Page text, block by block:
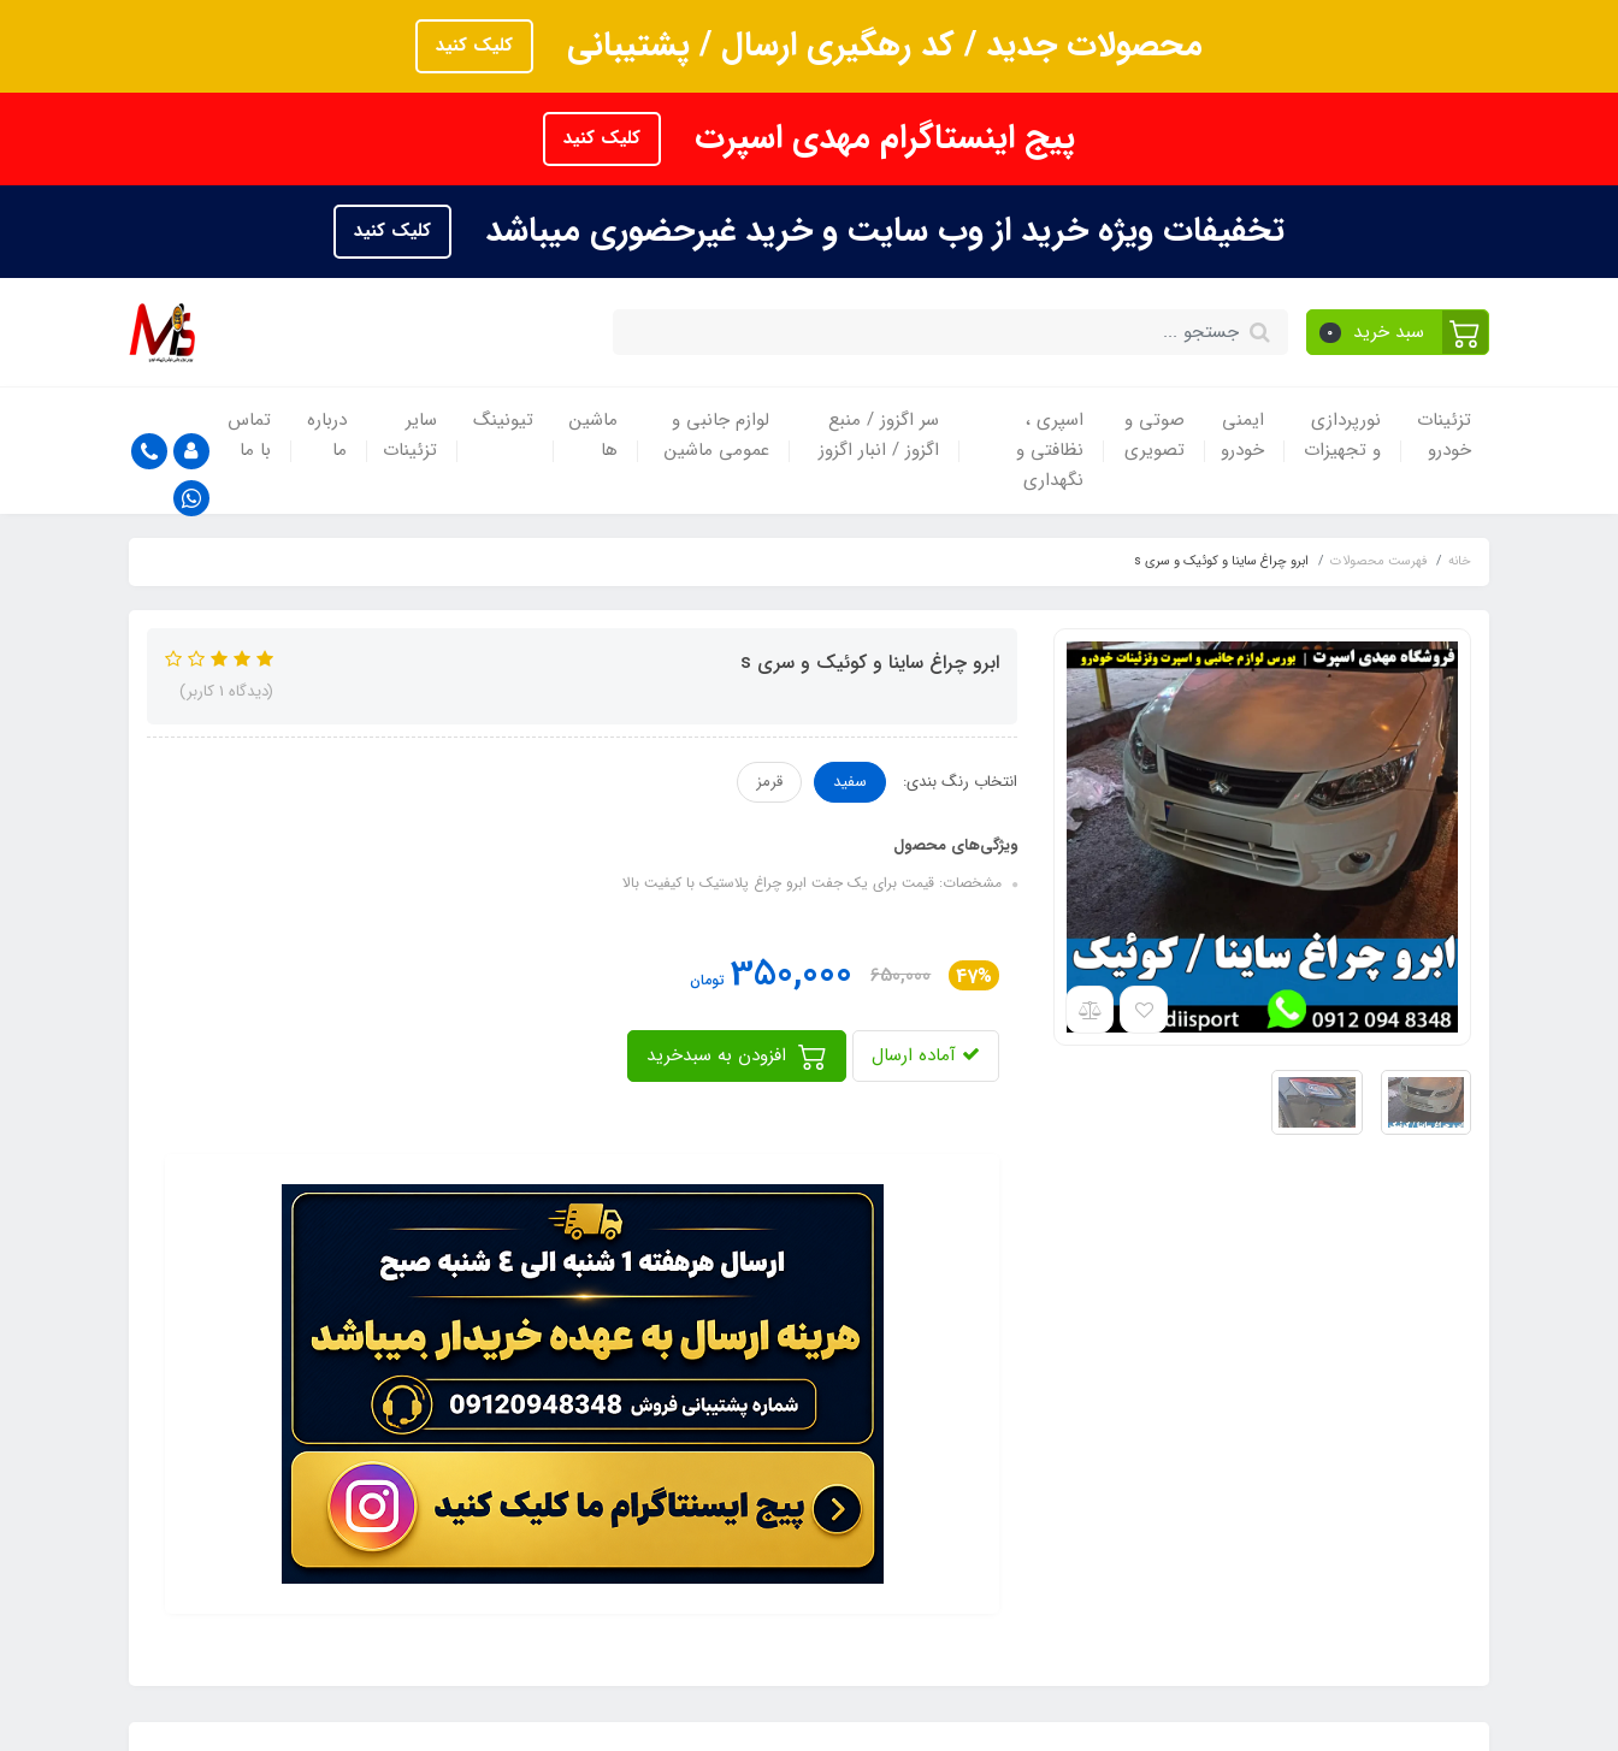
محصولات جدید / کد رهگیری ارسال / پشتیبانی کلیک کنید
پیج اینستاگرام مهدی اسپرت کلیک کنید
تخفیفات ویژه خرید از وب سایت و خرید غیرحضوری میباشد کلیک کنید
سبد خرید 0
تزئینات
خودرو
نورپردازی
و تجهیزات
ایمنی
خودرو
صوتی و
تصویری
اسپری ،
نظافتی و
نگهداری
سر اگزوز / منبع
اگزوز / انبار اگزوز
لوازم جانبی و
عمومی ماشین
ماشین
ها
تیونینگ
سایر
تزئینات
درباره
ما
تماس
با ما
خانه فهرست محصولات ابرو چراغ ساینا و کوئیک و سری s
ابرو چراغ ساینا و کوئیک و سری s
(دیدگاه 1 کاربر)
انتخاب رنگ بندی: سفید قرمز
ویژگی‌های محصول
مشخصات: قیمت برای یک جفت ابرو چراغ پلاستیک با کیفیت بالا
47%
650,000
350,000 تومان
آماده ارسال